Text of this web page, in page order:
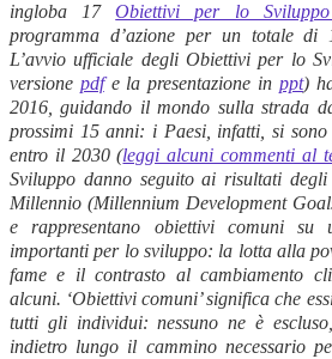
ingloba 17Obiettivi per lo Sviluppo
programma d’azione per un totale di
L’avvio ufficiale degli Obiettivi per lo
versione pdfe la presentazione in ppt)
2016, guidando il mondo sulla strada
prossimi 15 anni: i Paesi, infatti, si
entro il 2030 (leggi alcuni commenti al
Sviluppo danno seguito ai risultati
Millennio (Millennium Development
e rappresentano obiettivi comuni su
importanti per lo sviluppo: la lotta alla
fame e il contrasto al cambiamento
alcuni. ‘Obiettivi comuni’ significa che
tutti gli individui: nessuno ne è
indietro lungo il cammino necessario